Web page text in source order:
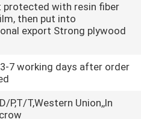
protected with resin fiber
then put into
export Strong plywood
7 working days after order
P,T/T,Western Union,,In